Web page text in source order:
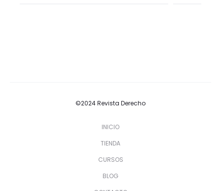
©2024 Revista Derecho
INICIO
TIENDA
CURSOS
BLOG